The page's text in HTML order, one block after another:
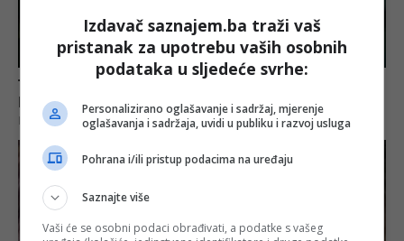
Izdavač saznajem.ba traži vaš
pristanak za upotrebu vaših osobnih
podataka u sljedeće svrhe:
Personalizirano oglašavanje i sadržaj, mjerenje
oglašavanja i sadržaja, uvidi u publiku i razvoj usluga
Pohrana i/ili pristup podacima na uređaju
Saznajte više
Vaši će se osobni podaci obrađivati, a podatke s vašeg